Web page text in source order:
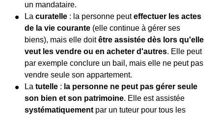
un mandataire.
La curatelle : la personne peuteffectuer les actes
de la vie courante (elle continue à gérer ses
biens), mais elle doitêtre assistée dès lors qu'elle
veut les vendre ou en acheter d'autres. Elle peut
par exemple conclure un bail, mais elle ne peut pas
vendre seule son appartement.
La tutelle : la personne ne peut pas gérer seule
son bien et son patrimoine. Elle est assistée
systématiquement par un tuteur pour tous les